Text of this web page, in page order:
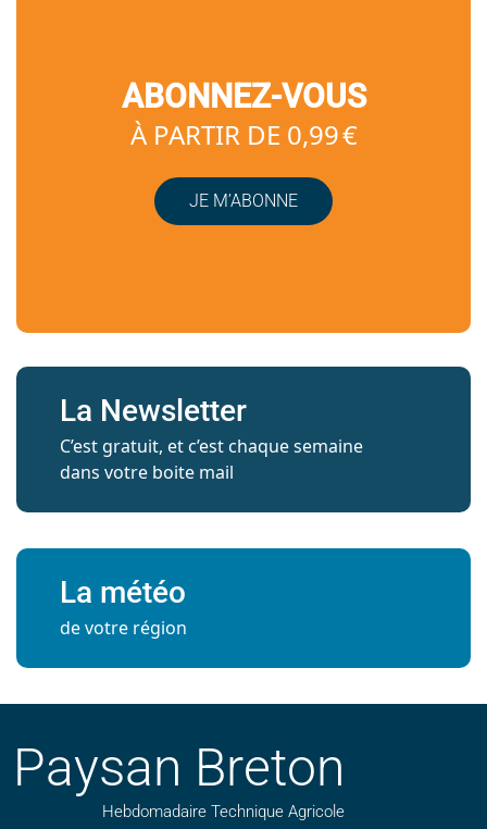
ABONNEZ-VOUS
À PARTIR DE 0,99 €
JE M’ABONNE
La Newsletter
C’est gratuit, et c’est chaque semaine
dans votre boite mail
La météo
de votre région
Paysan Breton
Hebdomadaire Technique Agricole